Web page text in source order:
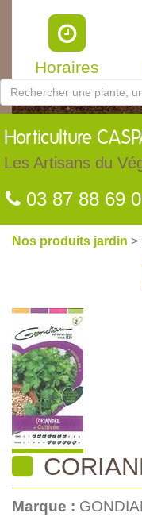
Horaires
Horticulture
Les Artisans du
03 87 88 69
Nos produits jardin >
Marque :